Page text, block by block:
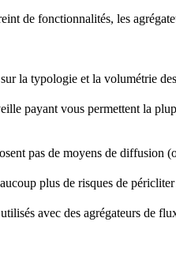
de fonctionnalités, les
la typologie et la volumétrie
payant vous permettent la
pas de moyens de diffusion
plus de risques de
avec des agrégateurs de